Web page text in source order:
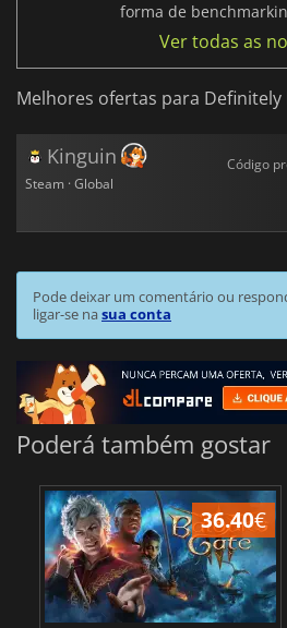
forma de
Ver todas as
Melhores ofertas para Definitely
Kinguin
Steam · Global
Código
Pode deixar um comentário ou
ligar-se nasua conta
Poderá também gostar
36.40€